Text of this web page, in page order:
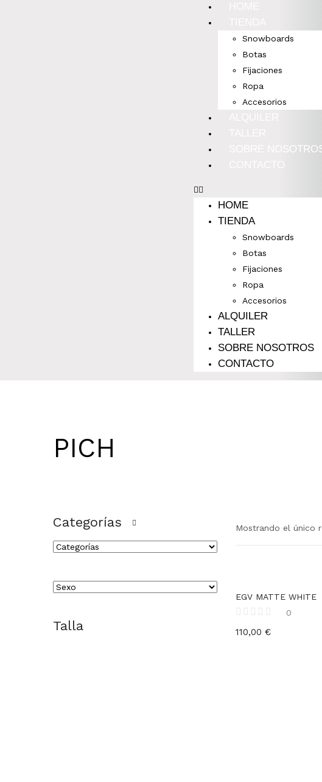
Snowboards
Botas
Fijaciones
Ropa
Accesorios
SOBRE
HOME
TIENDA
Snowboards
Botas
Fijaciones
Ropa
Accesorios
ALQUILER
TALLER
SOBRE NOSOTROS
CONTACTO
PICH
Categorías
Talla
Mostrando el único
EGV MATTE WHITE
0
110,00 €